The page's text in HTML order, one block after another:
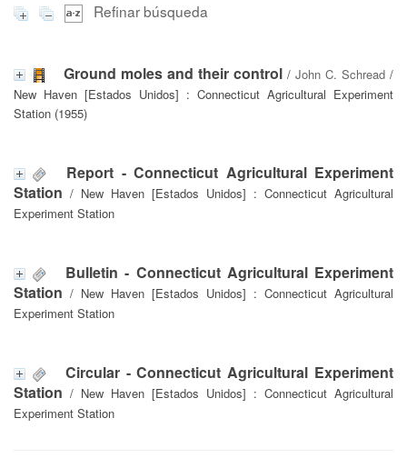
Refinar búsqueda
Ground moles and their control / John C. Schread /
New Haven [Estados Unidos] : Connecticut Agricultural Experiment
Station (1955)
Report - Connecticut Agricultural Experiment
Station / New Haven [Estados Unidos] : Connecticut Agricultural
Experiment Station
Bulletin - Connecticut Agricultural Experiment
Station / New Haven [Estados Unidos] : Connecticut Agricultural
Experiment Station
Circular - Connecticut Agricultural Experiment
Station / New Haven [Estados Unidos] : Connecticut Agricultural
Experiment Station